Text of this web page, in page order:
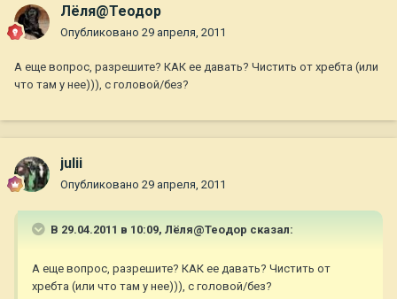
Лёля@Теодор
Опубликовано 29 апреля, 2011
А еще вопрос, разрешите? КАК ее давать? Чистить от хребта (или
что там у нее))), с головой/без?
julii
Опубликовано 29 апреля, 2011
В 29.04.2011 в 10:09, Лёля@Теодор сказал:
А еще вопрос, разрешите? КАК ее давать? Чистить от
хребта (или что там у нее))), с головой/без?